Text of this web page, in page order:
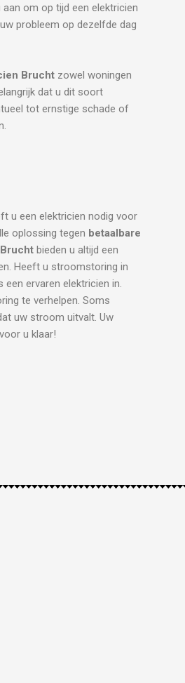
om op tijd een elektricien
probleem op dezelfde dag
Brucht zowel woningen
dat u dit soort
tot ernstige schade of
u een elektricien nodig voor
oplossing tegen betaalbare
bieden u altijd een
Heeft u stroomstoring in
ervaren elektricien in.
te verhelpen. Soms
uw stroom uitvalt. Uw
u klaar!